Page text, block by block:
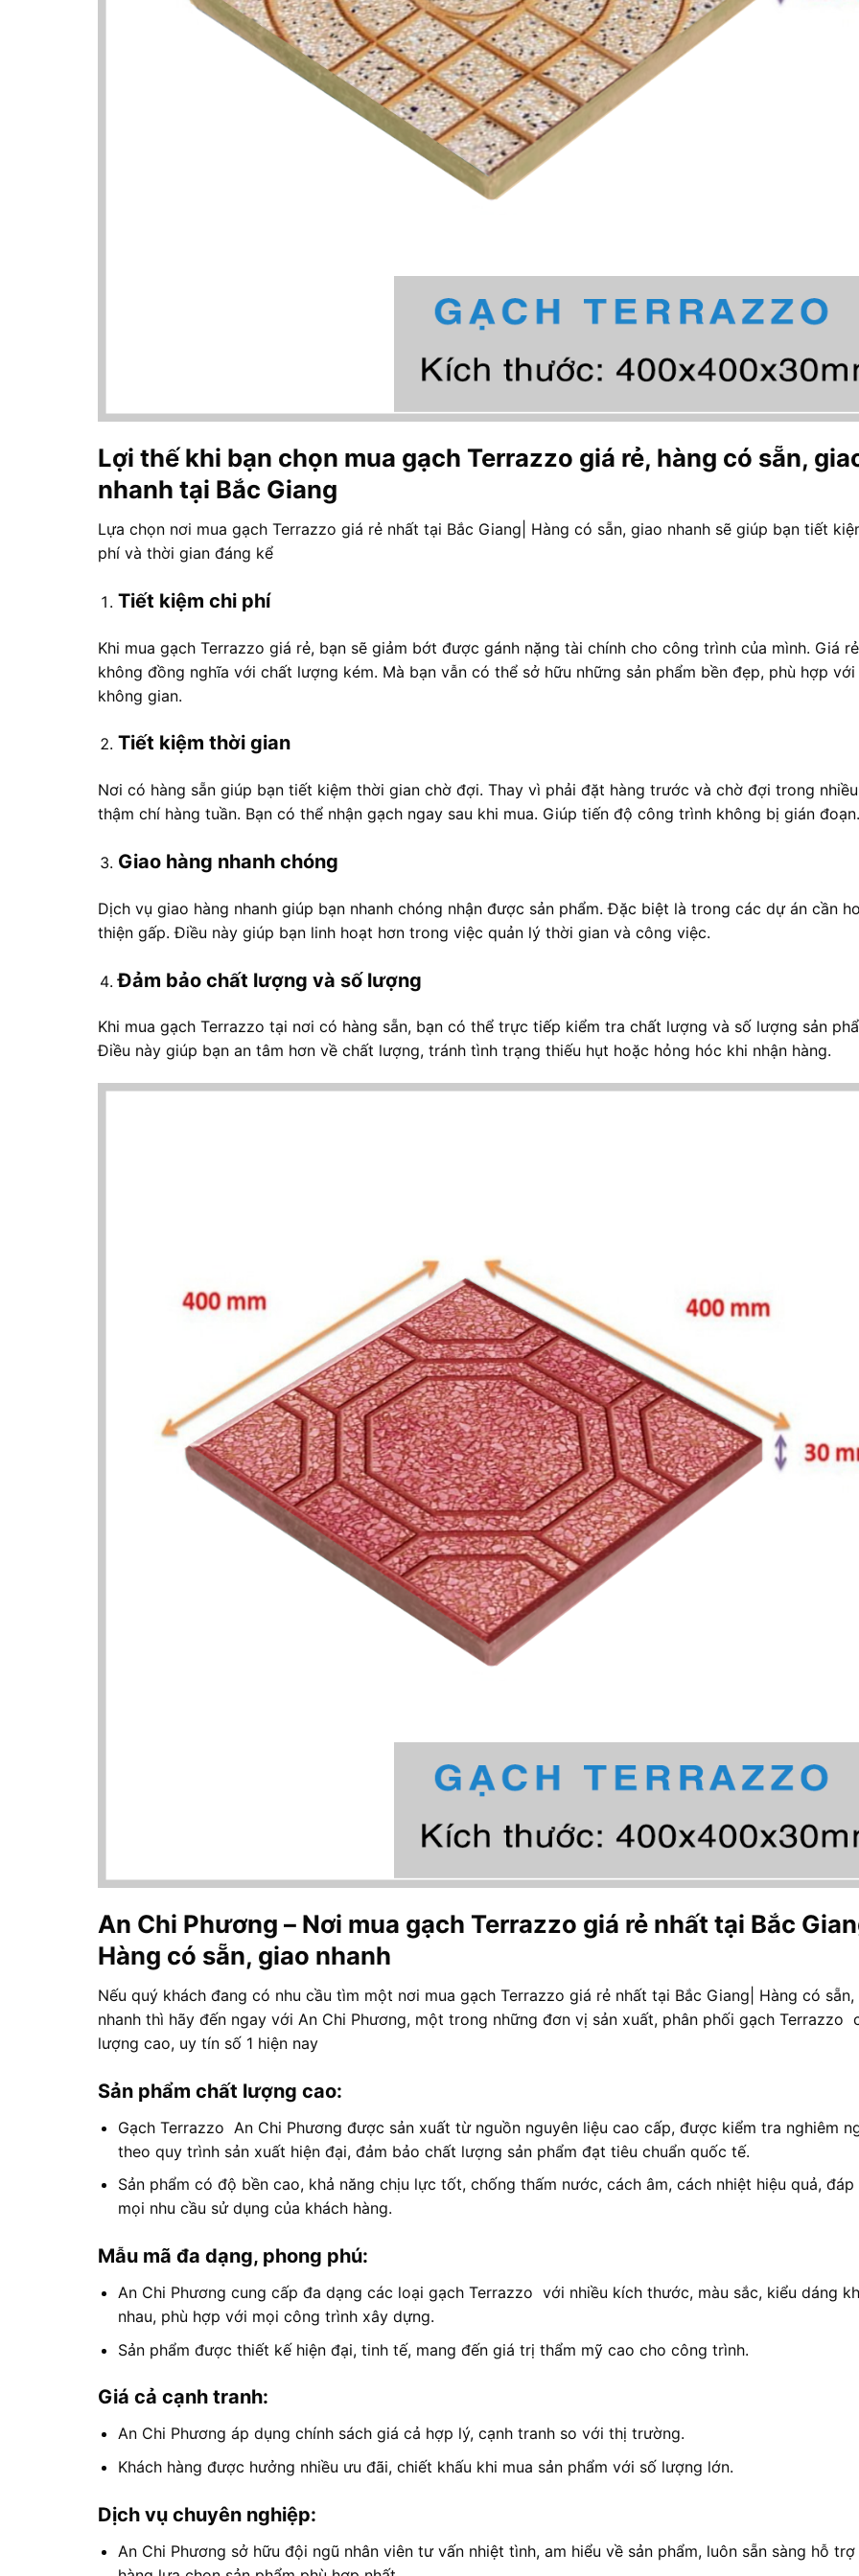
Lợi thế khi bạn chọn mua gạch Terrazzo giá rẻ, hàng có sẵn,
nhanh tại Bắc Giang
Lựa chọn nơi mua gạch Terrazzo giá rẻ nhất tại Bắc Giang| Hàng có sẵn, giao nhanh sẽ giúp bạn tiết
phí và thời gian đáng kể
Tiết kiệm chi phí
Khi mua gạch Terrazzo giá rẻ, bạn sẽ giảm bớt được gánh nặng tài chính cho công trình của mình. Giá rẻ
không đồng nghĩa với chất lượng kém. Mà bạn vẫn có thể sở hữu những sản phẩm bền đẹp, phù hợp với
không gian.
Tiết kiệm thời gian
Nơi có hàng sẵn giúp bạn tiết kiệm thời gian chờ đợi. Thay vì phải đặt hàng trước và chờ đợi trong
thậm chí hàng tuần. Bạn có thể nhận gạch ngay sau khi mua. Giúp tiến độ công trình không bị gián đoạn.
Giao hàng nhanh chóng
Dịch vụ giao hàng nhanh giúp bạn nhanh chóng nhận được sản phẩm. Đặc biệt là trong các dự án cần
thiện gấp. Điều này giúp bạn linh hoạt hơn trong việc quản lý thời gian và công việc.
Đảm bảo chất lượng và số lượng
Khi mua gạch Terrazzo tại nơi có hàng sẵn, bạn có thể trực tiếp kiểm tra chất lượng và số lượng sản
Điều này giúp bạn an tâm hơn về chất lượng, tránh tình trạng thiếu hụt hoặc hỏng hóc khi nhận hàng.
An Chi Phương – Nơi mua gạch Terrazzo giá rẻ nhất tại Bắc
Hàng có sẵn, giao nhanh
Nếu quý khách đang có nhu cầu tìm một nơi mua gạch Terrazzo giá rẻ nhất tại Bắc Giang| Hàng có sẵn,
nhanh thì hãy đến ngay với An Chi Phương, một trong những đơn vị sản xuất, phân phối gạch Terrazzo
lượng cao, uy tín số 1 hiện nay
Sản phẩm chất lượng cao:
Gạch Terrazzo An Chi Phương được sản xuất từ nguồn nguyên liệu cao cấp, được kiểm tra nghiêm
theo quy trình sản xuất hiện đại, đảm bảo chất lượng sản phẩm đạt tiêu chuẩn quốc tế.
Sản phẩm có độ bền cao, khả năng chịu lực tốt, chống thấm nước, cách âm, cách nhiệt hiệu quả, đáp
mọi nhu cầu sử dụng của khách hàng.
Mẫu mã đa dạng, phong phú:
An Chi Phương cung cấp đa dạng các loại gạch Terrazzo với nhiều kích thước, màu sắc, kiểu dáng
nhau, phù hợp với mọi công trình xây dựng.
Sản phẩm được thiết kế hiện đại, tinh tế, mang đến giá trị thẩm mỹ cao cho công trình.
Giá cả cạnh tranh:
An Chi Phương áp dụng chính sách giá cả hợp lý, cạnh tranh so với thị trường.
Khách hàng được hưởng nhiều ưu đãi, chiết khấu khi mua sản phẩm với số lượng lớn.
Dịch vụ chuyên nghiệp:
An Chi Phương sở hữu đội ngũ nhân viên tư vấn nhiệt tình, am hiểu về sản phẩm, luôn sẵn sàng hỗ